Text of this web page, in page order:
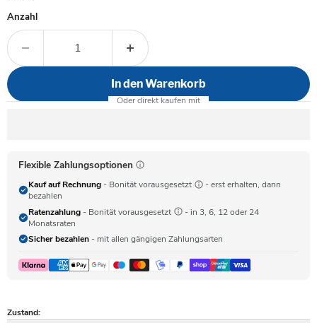
Anzahl
In den Warenkorb
Flexible Zahlungsoptionen
Kauf auf Rechnung - Bonität vorausgesetzt
- erst erhalten, dann
bezahlen
Ratenzahlung - Bonität vorausgesetzt
- in 3, 6, 12 oder 24
Monatsraten
Sicher bezahlen - mit allen gängigen Zahlungsarten
Zustand: